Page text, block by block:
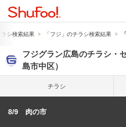
シ検索結果 「フジ」のチラシ検索結果
フジグラン広島のチラシ・
島市中区）
チラシ
8/9 肉の市